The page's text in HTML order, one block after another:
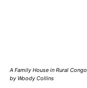
A Family House in Rural Congo
by Woody Collins